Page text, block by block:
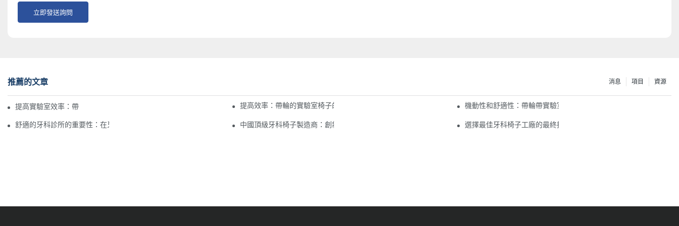
立即發送詢問
推薦的文章 資源
項目
消息
提高實驗室效率：帶輪的實驗室椅子的好處 提高效率：帶輪的實驗室椅子的好處 機動性和舒適性：帶輪帶實驗室椅子的好處
舒適的牙科診所的重要性：在牙科手術過程中確保患者舒適 中國頂級牙科椅子製造商：創新和質量 選擇最佳牙科椅子工廠的最終指南